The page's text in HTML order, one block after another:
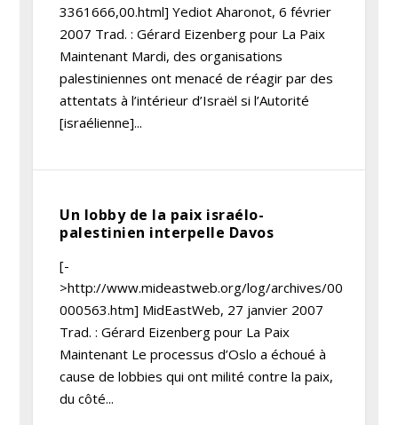
3361666,00.html] Yediot Aharonot, 6 février
2007 Trad. : Gérard Eizenberg pour La Paix
Maintenant Mardi, des organisations
palestiniennes ont menacé de réagir par des
attentats à l’intérieur d’Israël si l’Autorité
[israélienne]...
Un lobby de la paix israélo-
palestinien interpelle Davos
[-
>http://www.mideastweb.org/log/archives/00
000563.htm] MidEastWeb, 27 janvier 2007
Trad. : Gérard Eizenberg pour La Paix
Maintenant Le processus d’Oslo a échoué à
cause de lobbies qui ont milité contre la paix,
du côté...